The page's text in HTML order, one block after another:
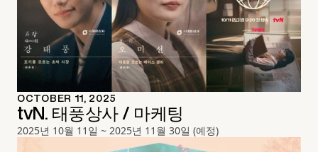
OCTOBER 11, 2025
tvN. 태풍상사 / 마케팅
2025년 10월 11일 ~ 2025년 11월 30일 (예정)